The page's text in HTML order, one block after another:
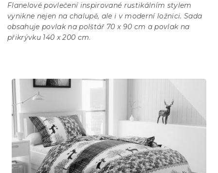
Flanelové povlečení inspirované rustikálním stylem
vynikne nejen na chalupě, ale i v moderní ložnici. Sada
obsahuje povlak na polštář 70 x 90 cm a povlak na
přikrývku 140 x 200 cm.